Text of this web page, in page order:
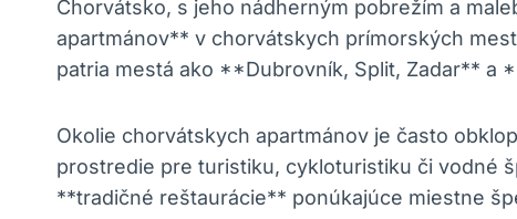
Chorvátsko, s jeho nádherným pobrežím a
apartmánov** v chorvátskych prímorských
patria mestá ako **Dubrovník, Split, Zadar** a
Okolie chorvátskych apartmánov je často
prostredie pre turistiku, cykloturistiku či vodné
**tradičné reštaurácie** ponúkajúce miestne